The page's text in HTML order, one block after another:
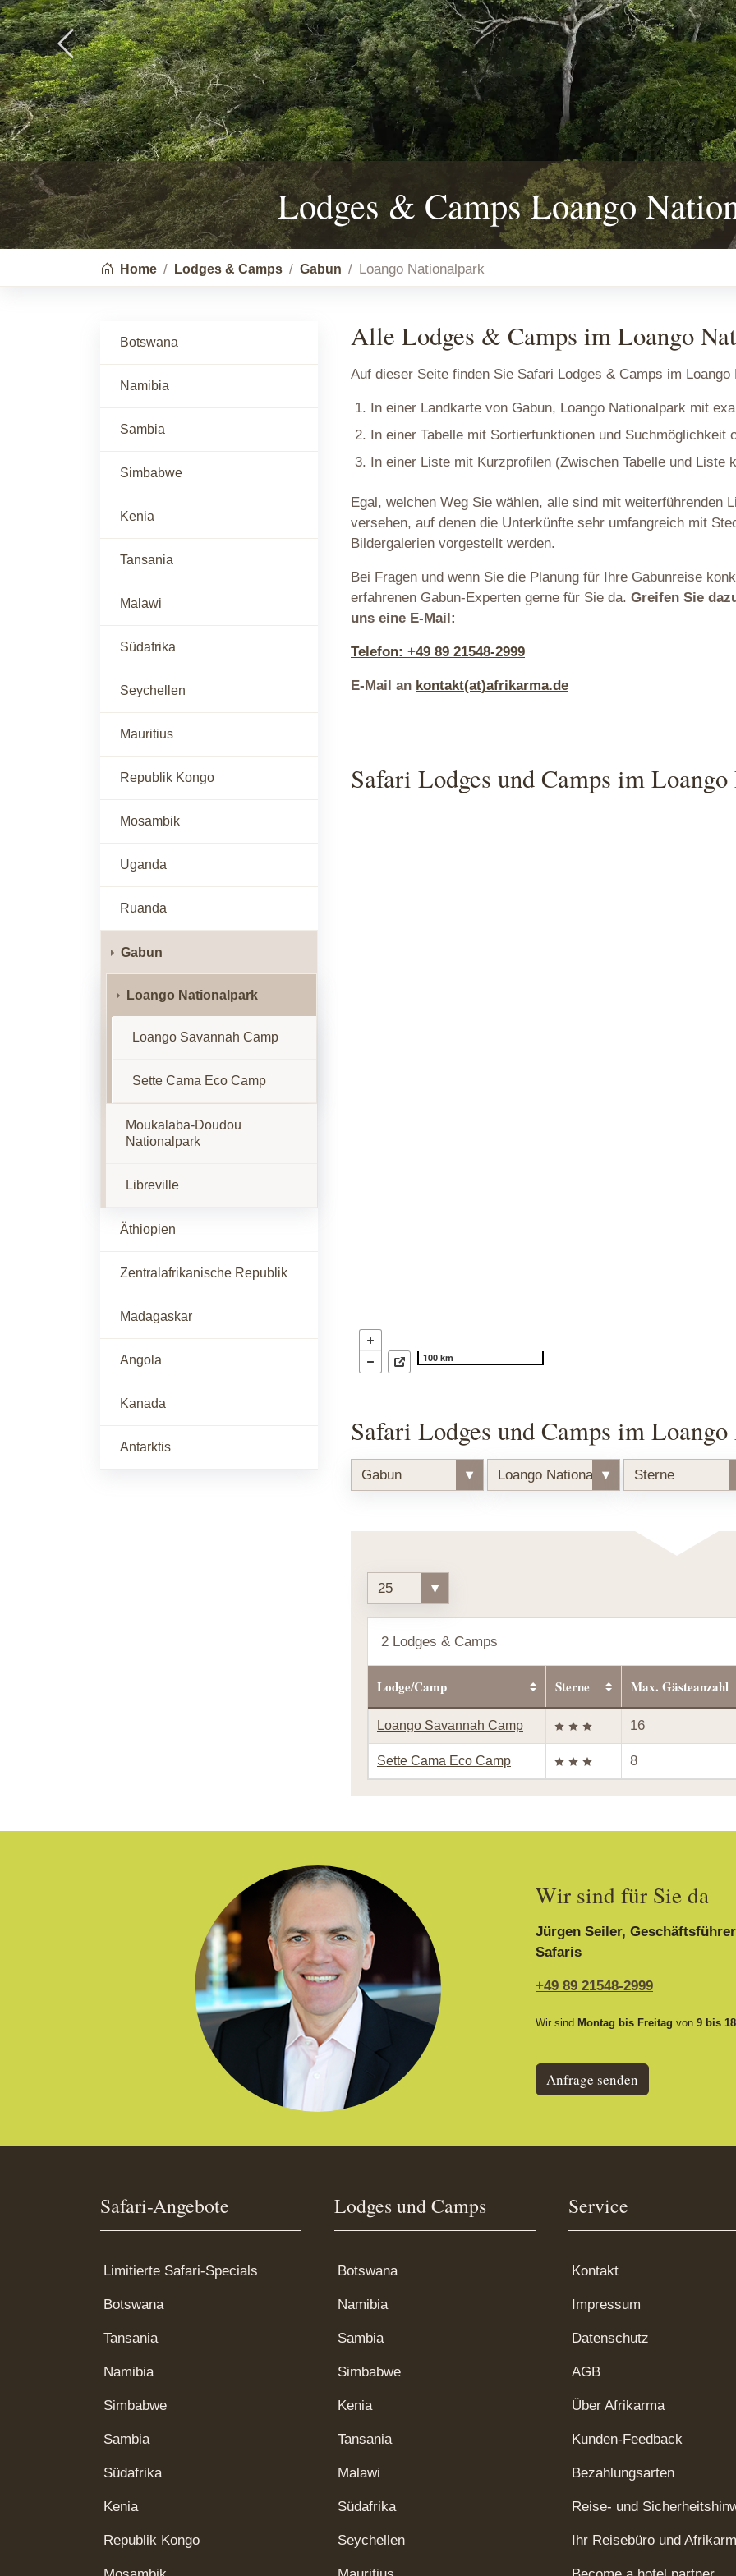
Lodges & Camps Loango
Previous
You are here:
Home Lodges & Camps Gabun Loango Nationalpark
Alle Lodges & Camps im Loango
Auf dieser Seite finden Sie Safari Lodges & Camps im
In einer Landkarte von Gabun, Loango Nationalpark mit
In einer Tabelle mit Sortierfunktionen und Suchmöglichkeit
In einer Liste mit Kurzprofilen (Zwischen Tabelle und Liste
Egal, welchen Weg Sie wählen, alle sind mit weiterführenden
versehen, auf denen die Unterkünfte sehr umfangreich mit
Bildergalerien vorgestellt werden.
Bei Fragen und wenn Sie die Planung für Ihre Gabunreise
erfahrenen Gabun-Experten gerne für Sie da. Greifen Sie
uns eine E-Mail:
Telefon: +49 89 21548-2999
E-Mail an kontakt(at)afrikarma.de
Safari Lodges und Camps im
100 km
Safari Lodges und Camps im
Gabun ▾ Loango Nationalpark
▾ Sterne
25 ▾
2 Lodges & Camps
Lodge/Camp Sterne Max. Gästeanzahl
Loango Savannah Camp 16
Sette Cama Eco Camp 8
Botswana
Namibia
Sambia
Simbabwe
Kenia
Tansania
Malawi
Südafrika
Seychellen
Mauritius
Republik Kongo
Mosambik
Uganda
Ruanda
Gabun
Loango Nationalpark
Loango Savannah Camp
Sette Cama Eco Camp
Moukalaba-Doudou
Nationalpark
Libreville
Äthiopien
Zentralafrikanische Republik
Madagaskar
Angola
Kanada
Antarktis
Wir sind für Sie da
Jürgen Seiler,
Safaris
+49 89 21548-2999
Wir sind Montag bis Freitag von 9 bis
Anfrage senden
Safari-Angebote
Limitierte Safari-Specials
Botswana
Tansania
Namibia
Simbabwe
Sambia
Südafrika
Kenia
Republik Kongo
Lodges und Camps
Botswana
Namibia
Sambia
Simbabwe
Kenia
Tansania
Malawi
Südafrika
Seychellen
Service
Kontakt
Impressum
Datenschutz
AGB
Über Afrikarma
Kunden-Feedback
Bezahlungsarten
Reise- und
Ihr Reisebüro und